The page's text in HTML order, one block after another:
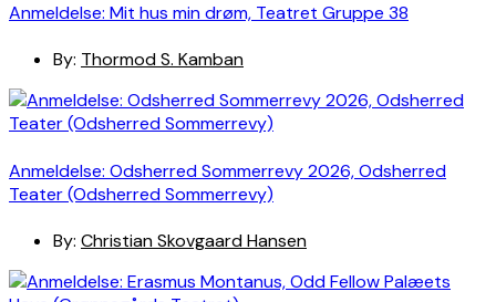
Anmeldelse: Mit hus min drøm, Teatret Gruppe 38
By: Thormod S. Kamban
Anmeldelse: Odsherred Sommerrevy 2026, Odsherred
Teater (Odsherred Sommerrevy)
By: Christian Skovgaard Hansen